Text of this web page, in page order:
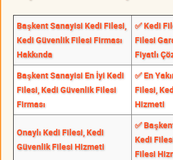
Başkent Sanayisi Kedi Filesi,
Kedi Güvenlik Filesi Firması
Hakkında
✅ Kedi
Filesi
Fiyatlı
Başkent Sanayisi En İyi Kedi
Filesi, Kedi Güvenlik Filesi
Firması
✅ En
Filesi,
Hizmeti
Onaylı Kedi Filesi, Kedi
Güvenlik Filesi Hizmeti
✅
Kedi
Filesi